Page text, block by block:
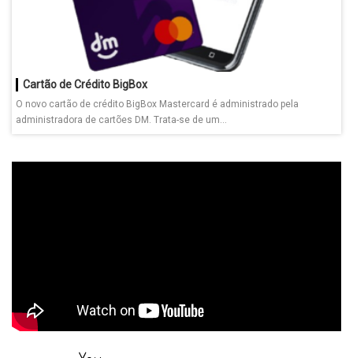
Cartão de Crédito BigBox
O novo cartão de crédito BigBox Mastercard é administrado pela
administradora de cartões DM. Trata-se de um...